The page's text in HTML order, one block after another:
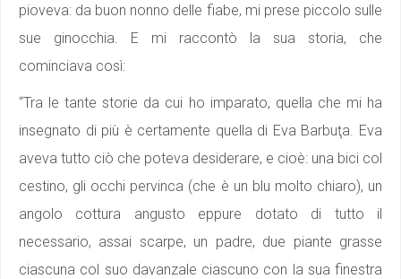
pioveva: da buon nonno delle fiabe, mi prese piccolo sulle
sue ginocchia. E mi raccontò la sua storia, che
cominciava così:
“Tra le tante storie da cui ho imparato, quella che mi ha
insegnato di più è certamente quella di Eva Barbuţa. Eva
aveva tutto ciò che poteva desiderare, e cioè: una bici col
cestino, gli occhi pervinca (che è un blu molto chiaro), un
angolo cottura angusto eppure dotato di tutto il
necessario, assai scarpe, un padre, due piante grasse
ciascuna col suo davanzale ciascuno con la sua finestra